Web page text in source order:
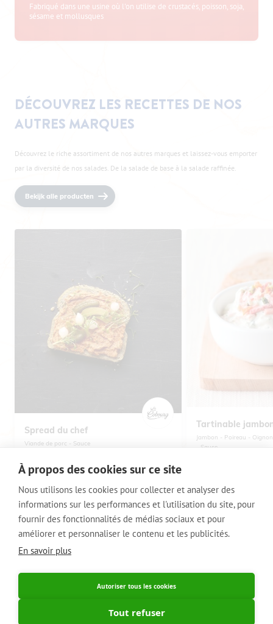
À propos des cookies sur ce site
Nous utilisons les cookies pour collecter et analyser des
informations sur les performances et l'utilisation du site, pour
fournir des fonctionnalités de médias sociaux et pour
améliorer et personnaliser le contenu et les publicités.
En savoir plus
Autoriser tous les cookies
Tout refuser
Fabriqué dans une usine où l'on utilise de crustacés, poisson, soja,
sésame et mollusques
DÉCOUVREZ LES RECETTES DE NOS
AUTRES MARQUES
Découvrez le riche assortiment de nos autres marques et laissez-vous emporter
par la diversité de nos salades. De la salade de base à la salade raffinée.
Bekijk alle producten
Spread du chef
Viande de porc Sauce
Tartinable
Jambon Poireau
Oignon
Sauce
France
België / NL
Belgique / FR
VOET
© 2014 - 2020 Signature Foods
Règlement des points de fidélité
Avis de confidentialité